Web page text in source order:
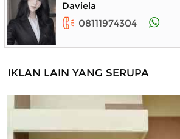
Daviela
08111974304
IKLAN LAIN YANG SERUPA